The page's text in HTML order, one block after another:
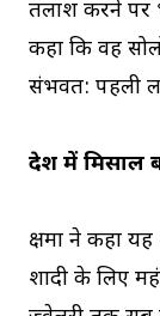
तलाश करने पर
कहा कि वह
संभवत: पहली
देश में मिसाल
क्षमा ने कहा
शादी के लिए